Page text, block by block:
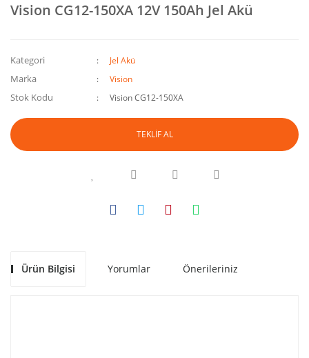
Vision CG12-150XA 12V 150Ah Jel Akü
Kategori Jel Akü
Marka Vision
Stok Kodu Vision CG12-150XA
TEKLİF AL
Ürün Bilgisi Yorumlar Önerileriniz